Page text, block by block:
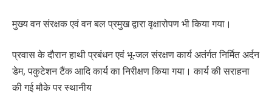
मुख्य वन संरक्षक एवं वन बल प्रमुख द्वारा वृक्षारोपण भी किया गया।
प्रवास के दौरान हाथी प्रबंधन एवं भू-जल संरक्षण कार्य अतंर्गत निर्मित अर्दन
डेम, पकुटेशन टैंक आदि कार्य का निरीक्षण किया गया। कार्य की सराहना
की गई मौके पर स्थानीय